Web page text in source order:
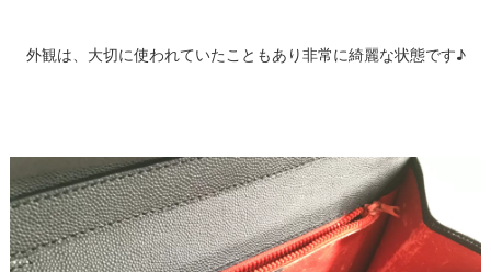
外観は、大切に使われていたこともあり非常に綺麗な状態です♪